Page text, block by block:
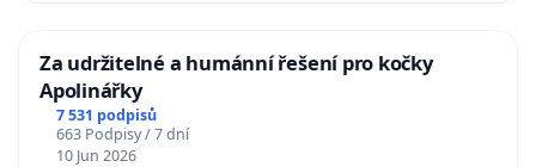
Za udržitelné a humánní řešení pro kočky
Apolinářky
7 531 podpisů
663 Podpisy / 7 dní
10 Jun 2026